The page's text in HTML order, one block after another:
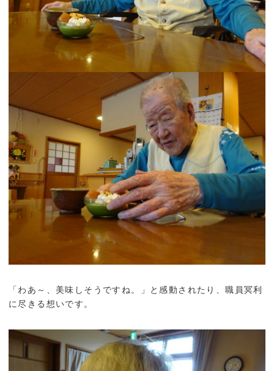
「わあ～、美味しそうですね。」と感動されたり、職員冥利
に尽きる想いです。